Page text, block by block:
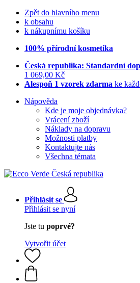
Zpět do hlavního menu
k obsahu
k nákupnímu košíku
100% přírodní kosmetika
Česká republika: Standardní
1 069,00 Kč
Alespoň 1 vzorek zdarma ke
Nápověda
Kde je moje objednávka?
Vrácení zboží
Náklady na dopravu
Možnosti platby
Kontaktujte nás
Všechna témata
Přihlásit se
Přihlásit se nyní
Jste tu poprvé?
Vytvořit účet